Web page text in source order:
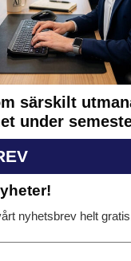
särskilt
under
nyhetsbrev helt